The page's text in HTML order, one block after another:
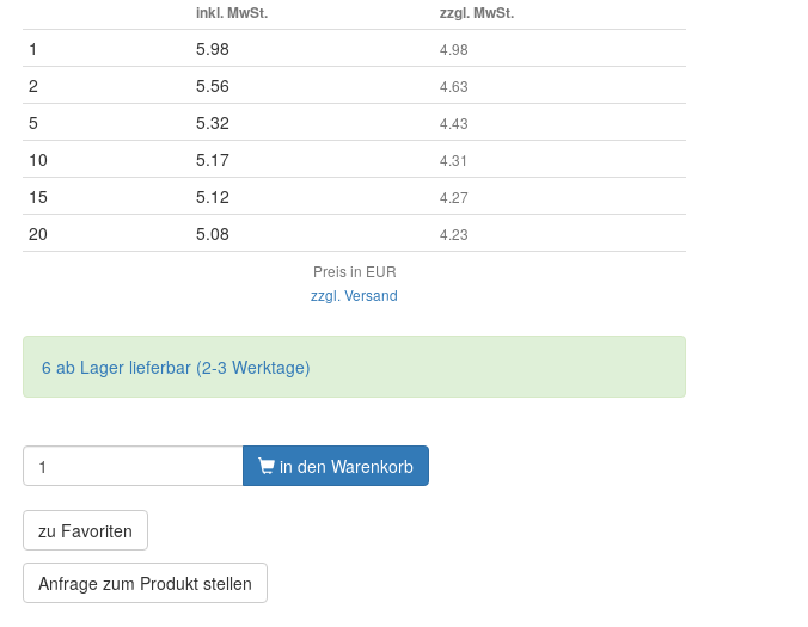
inkl. MwSt.
zzgl. MwSt.
1 5.98 4.98
2 5.56 4.63
5 5.32 4.43
10 5.17 4.31
15 5.12 4.27
20 5.08
4.23
Preis in EUR
zzgl. Versand
6 ab Lager lieferbar (2-3 Werktage)
in den Warenkorb
zu Favoriten
Anfrage zum Produkt stellen